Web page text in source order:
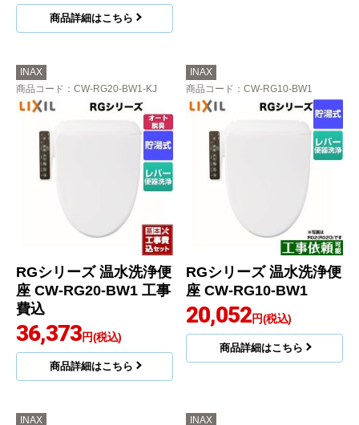
商品詳細はこちら
INAX
商品コード ：CW-RG20-BW1-KJ
RGシリーズ 温水洗浄便
座 CW-RG20-BW1 工事
費込
36,373円(税込)
商品詳細はこちら
INAX
商品コード ：CW-RG10-BW1
RGシリーズ 温水洗浄便
座 CW-RG10-BW1
20,052円(税込)
商品詳細はこちら
INAX INAX